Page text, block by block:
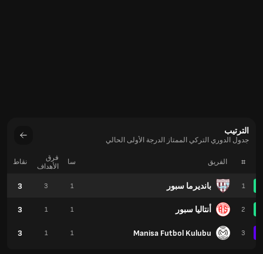
الترتيب
جدول الدوري التركي الممتاز الدرجة الأولى الحالي
# الفريق
1 بانديرما سبور
2 أنتاليا سبور
3
Manisa Futbol Kulubu
سا
فرق
الأهداف
نقاط
1
3
3
1
1
3
1
1
3